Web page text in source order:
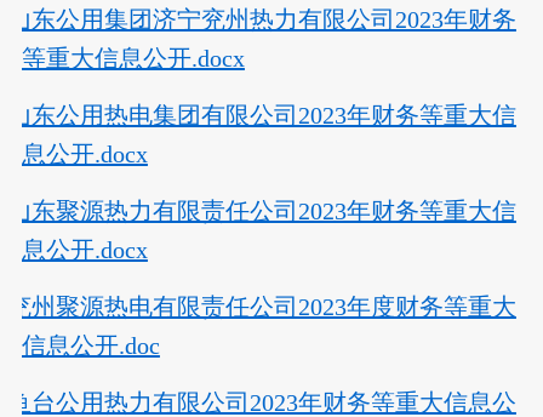
山东公用集团济宁兖州热力有限公司2023年财务
等重大信息公开.docx
山东公用热电集团有限公司2023年财务等重大信
息公开.docx
山东聚源热力有限责任公司2023年财务等重大信
息公开.docx
兖州聚源热电有限责任公司2023年度财务等重大
信息公开.doc
鱼台公用热力有限公司2023年财务等重大信息公